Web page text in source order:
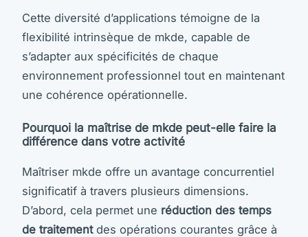
Cette diversité d’applications témoigne de la
flexibilité intrinsèque de mkde, capable de
s’adapter aux spécificités de chaque
environnement professionnel tout en maintenant
une cohérence opérationnelle.
Pourquoi la maîtrise de mkde peut-elle faire la
différence dans votre activité
Maîtriser mkde offre un avantage concurrentiel
significatif à travers plusieurs dimensions.
D’abord, cela permet une réduction des temps
de traitementdes opérations courantes grâce à